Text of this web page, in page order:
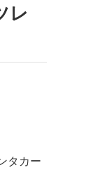
レ
タカー